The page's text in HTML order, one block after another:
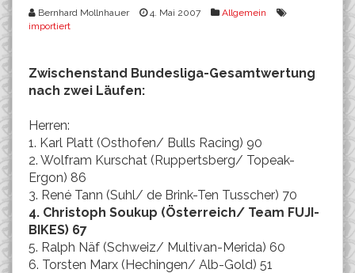
Bernhard Mollnhauer 4. Mai 2007
Allgemein
importiert
Zwischenstand Bundesliga-Gesamtwertung
nach zwei Läufen:
Herren:
1. Karl Platt (Osthofen/ Bulls Racing) 90
2. Wolfram Kurschat (Ruppertsberg/ Topeak-
Ergon) 86
3. René Tann (Suhl/ de Brink-Ten Tusscher) 70
4. Christoph Soukup (Österreich/ Team FUJI-
BIKES) 67
5. Ralph Näf (Schweiz/ Multivan-Merida) 60
6. Torsten Marx (Hechingen/ Alb-Gold) 51